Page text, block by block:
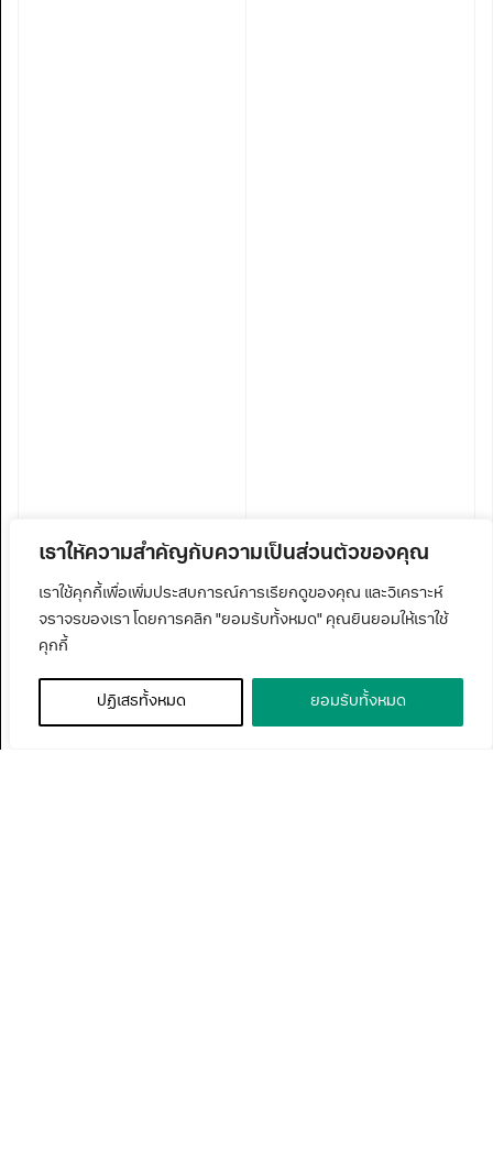
เราให้ความสำคัญกับความเป็นส่วนตัวของคุณ
เราใช้คุกกี้เพื่อเพิ่มประสบการณ์การเรียกดูของคุณ และวิเคราะห์
จราจรของเรา โดยการคลิก "ยอมรับทั้งหมด" คุณยินยอมให้เราใช้
คุกกี้
ปฏิเสธทั้งหมด ยอมรับทั้งหมด